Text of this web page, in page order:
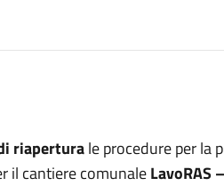
riaperturale procedure per la
il cantiere comunaleLavoRAS